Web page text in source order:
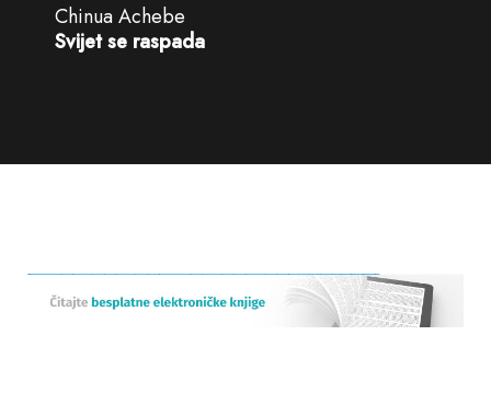
Chinua Achebe
Svijet se raspada